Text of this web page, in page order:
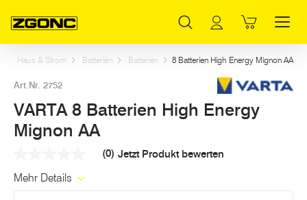
Haus & Strom Batterien Batterien 8 Batterien High Energy Mignon AA
Art.Nr. 2752
VARTA 8 Batterien High Energy
Mignon AA
Link
(0) Jetzt Produkt bewerten
Mehr Details